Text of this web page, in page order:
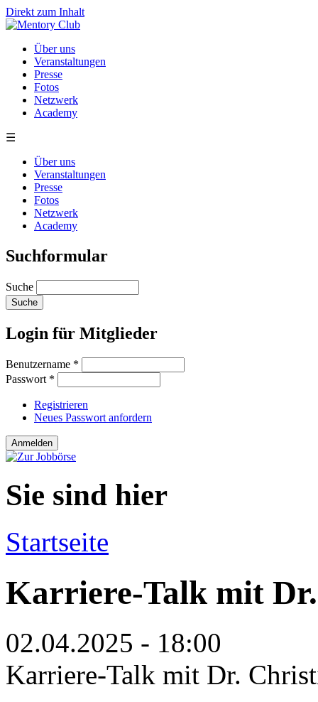
Direkt zum Inhalt
Über uns
Veranstaltungen
Presse
Fotos
Netzwerk
Academy
☰
Über uns
Veranstaltungen
Presse
Fotos
Netzwerk
Academy
Suchformular
Suche
Login für Mitglieder
Benutzername *
Passwort *
Registrieren
Neues Passwort anfordern
Sie sind hier
Startseite
Karriere-Talk mit
02.04.2025 - 18:00
Karriere-Talk mit Dr.